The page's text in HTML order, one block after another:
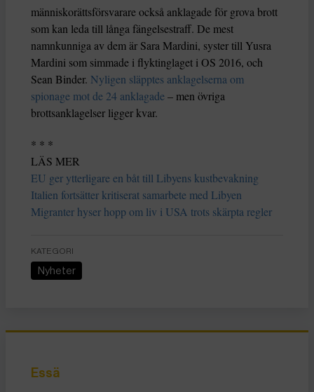
människorättsförsvarare också anklagade för grova brott
som kan leda till långa fängelsestraff. De mest
namnkunniga av dem är Sara Mardini, syster till Yusra
Mardini som simmade i flyktinglaget i OS 2016, och
Sean Binder. Nyligen släpptes anklagelserna om
spionage mot de 24 anklagade – men övriga
brottsanklagelser ligger kvar.
* * *
LÄS MER
EU ger ytterligare en båt till Libyens kustbevakning
Italien fortsätter kritiserat samarbete med Libyen
Migranter hyser hopp om liv i USA trots skärpta regler
KATEGORI
Nyheter
Essä